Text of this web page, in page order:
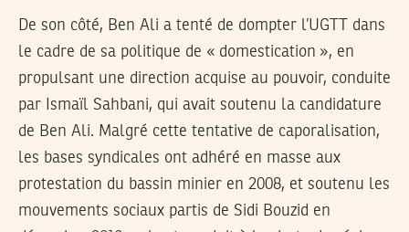
De son côté, Ben Ali a tenté de dompter l’UGTT dans
le cadre de sa politique de « domestication », en
propulsant une direction acquise au pouvoir, conduite
par Ismaïl Sahbani, qui avait soutenu la candidature
de Ben Ali. Malgré cette tentative de caporalisation,
les bases syndicales ont adhéré en masse aux
protestation du bassin minier en 2008, et soutenu les
mouvements sociaux partis de Sidi Bouzid en